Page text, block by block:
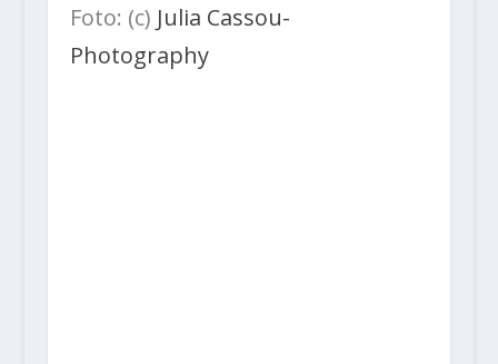
Foto: (c) Julia Cassou-
Photography